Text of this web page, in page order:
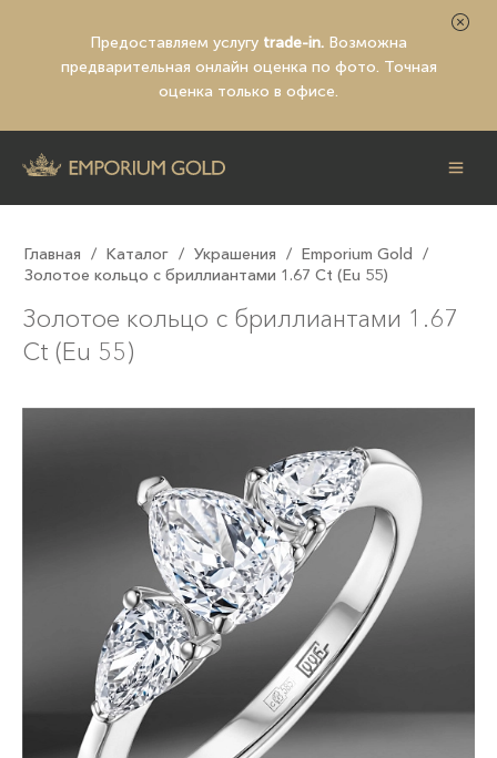
Предоставляем услугу trade-in. Возможна
предварительная онлайн оценка по фото. Точная
оценка только в офисе.
Главная / Каталог / Украшения / Emporium Gold /
Золотое кольцо с бриллиантами 1.67 Ct (Eu 55)
Золотое кольцо с бриллиантами 1.67
Ct (Eu 55)